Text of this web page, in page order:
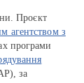
Проєкт
агентством з
програми
за